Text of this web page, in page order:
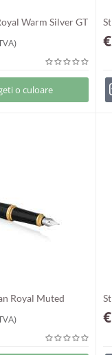
Warm Silver GT
o culoare
€
Royal Muted
€